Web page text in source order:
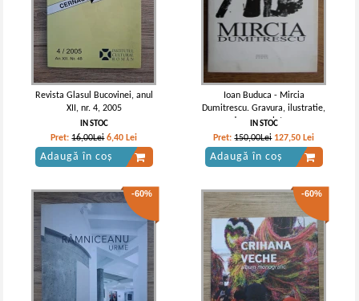
Revista Glasul Bucovinei, anul
XII, nr. 4, 2005
IN STOC
Pret:16,00Lei 6,40 Lei
Adaugă în coș
Ioan Buduca - Mircia
Dumitrescu. Gravura, ilustratie,
desen, sculptura
IN STOC
Pret:150,00Lei 127,50 Lei
Adaugă în coș
-60% -60%